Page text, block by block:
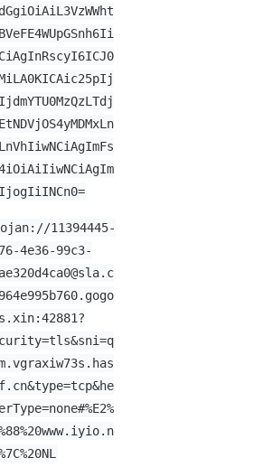
11394445-
4e36-99c3-